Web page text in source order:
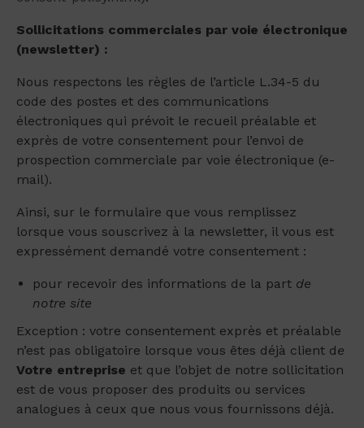
Sollicitations commerciales par voie électronique
(newsletter) :
Nous respectons les règles de l’article L.34-5 du
code des postes et des communications
électroniques qui prévoit le recueil préalable et
exprès de votre consentement pour l’envoi de
prospection commerciale par voie électronique (e-
mail).
Ainsi, sur le formulaire que vous remplissez
lorsque vous souscrivez à la newsletter, il vous est
expressément demandé votre consentement :
pour recevoir des informations de la part de
notre site
Exception : votre consentement exprès et préalable
n’est pas obligatoire lorsque vous êtes déjà client de
Votre entreprise et que l’objet de notre sollicitation
est de vous proposer des produits ou services
analogues à ceux que nous vous fournissons déjà.